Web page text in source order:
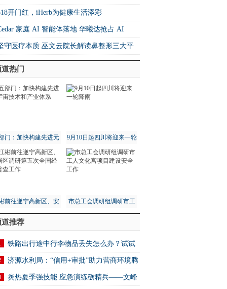
14城全部下滑
世界报资讯
开门红，iHerb为健康生活添彩
家庭 AI 智能体落地 华曦达抢占 AI
生态核心制高点
守医疗本质 巫文云院长解读鼻整形三大平
则
热门
门：加快构建先进元
宙技术和产业体系
9月10日起四川将迎来一轮
降雨
前往遂宁高新区、安
调研第五次全国经济
普查工作
市总工会调研组调研市工
人文化宫项目建设安全工
道推荐
铁路出行途中行李物品丢失怎么办？试试
找回
济源水利局：“信用+审批”助力营商环境腾
炎热夏季强技能 应急演练砺精兵——文峰